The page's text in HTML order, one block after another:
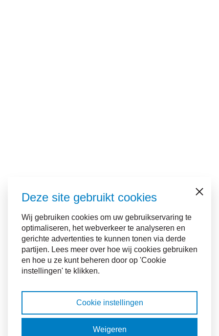
Deze site gebruikt cookies
Wij gebruiken cookies om uw gebruikservaring te
optimaliseren, het webverkeer te analyseren en
gerichte advertenties te kunnen tonen via derde
partijen. Lees meer over hoe wij cookies gebruiken
en hoe u ze kunt beheren door op 'Cookie
instellingen' te klikken.
Sluiten
Cookie instellingen
Weigeren